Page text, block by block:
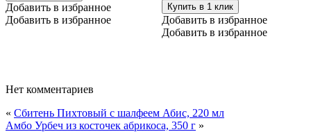
Добавить в избранное
Добавить в избранное
Купить в 1 клик
Добавить в избранное
Добавить в избранное
Нет комментариев
« Сбитень Пихтовый с шалфеем Абис, 220 мл
Амбо Урбеч из косточек абрикоса, 350 г »